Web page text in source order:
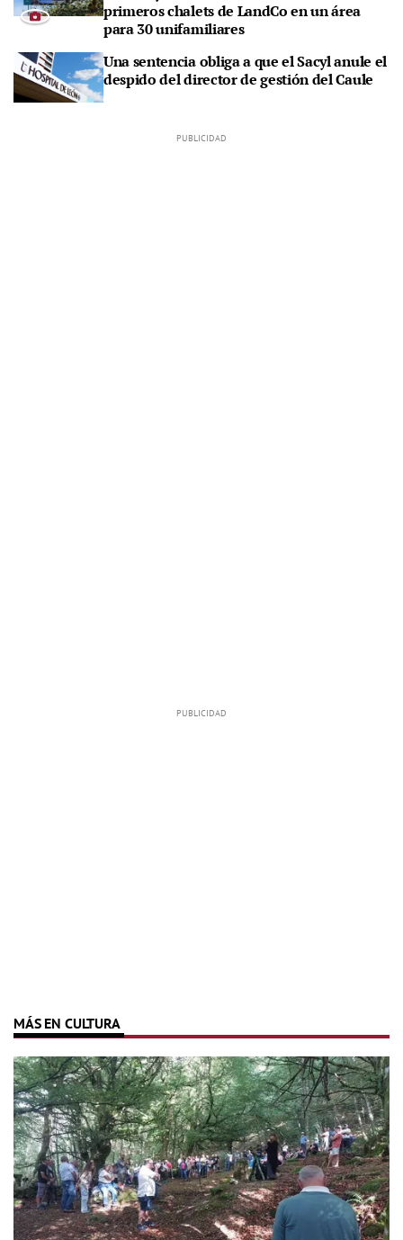
primeros chalets de LandCo en un área
para 30 unifamiliares
Una sentencia obliga a que el Sacyl anule el
despido del director de gestión del Caule
MÁS EN CULTURA